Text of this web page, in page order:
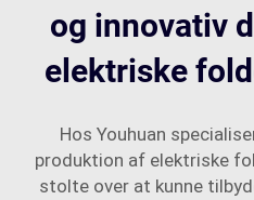
og innovativ
elektriske
Hos Youhuan
produktion af elektriske
stolte over at kunne